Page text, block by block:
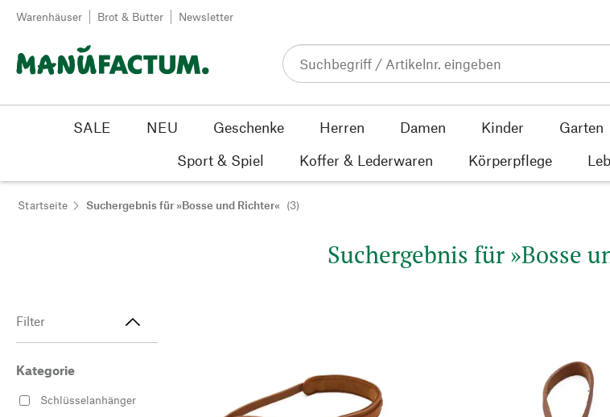
Zum Inhalt springen
Warenhäuser Brot & Butter Newsletter
SALE NEU Geschenke Herren Damen Kinder Garten
Sport & Spiel
Koffer & Lederwaren Körperpflege
Startseite Suchergebnis für »Bosse und Richter« (3)
Suchergebnis für »Bosse
Filter
Kategorie
Schlüsselanhänger